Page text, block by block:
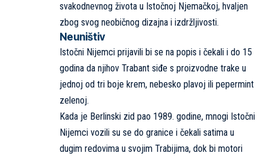
svakodnevnog života u Istočnoj Njemačkoj, hvaljen
zbog svog neobičnog dizajna i izdržljivosti.
Neuništiv
Istočni Nijemci prijavili bi se na popis i čekali i do 15
godina da njihov Trabant siđe s proizvodne trake u
jednoj od tri boje krem, nebesko plavoj ili pepermint
zelenoj.
Kada je Berlinski zid pao 1989. godine, mnogi Istočni
Nijemci vozili su se do granice i čekali satima u
dugim redovima u svojim Trabijima, dok bi motori